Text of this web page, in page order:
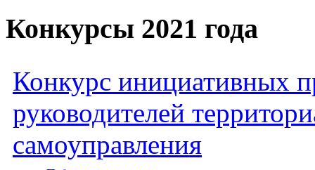
Конкурсы 2021 года
Конкурс инициативных
руководителей
самоуправления